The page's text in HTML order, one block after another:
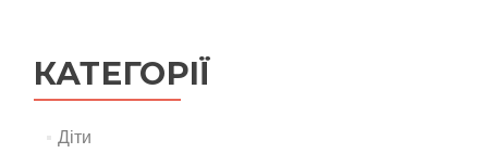
КАТЕГОРІЇ
Діти